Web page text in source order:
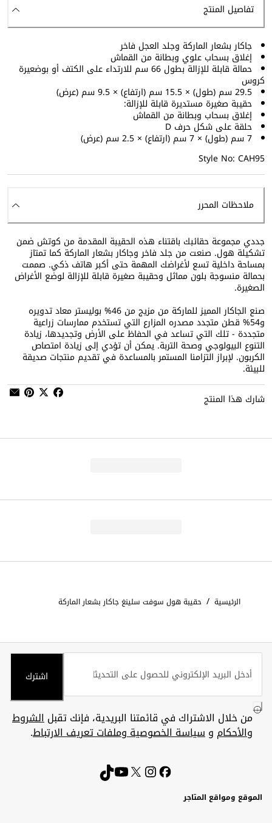
تفاصيل المنتج
جاكار بشعار الماركة وجلد العجل فاخر
إغلاق بسحاب علوي وبطانة من القماش
حمالة قابلة للإزالة بطول 66 سم للارتداء على الكتف أو بوضعيرة
كروس
29.5 سم (طول) × 15.5 سم (ارتفاع) × 9.5 سم (عرض)
حقيبة صغيرة مستديرة قابلة للإزالة:
إغلاق بسحاب وبطانة من القماش
حلقة على شكل حرف D
7 سم (طول) × 7 سم (ارتفاع) × 2.5 سم (عرض)
Style No: CAH95
ملاحظات المحرر
جددي مجموعة حقائبك باقتناء هذه الحقيبة المقدمة من كوتش ضمن
تشكيلة هول. صنعت من جلد فاخر وجاكار بشعار الماركة كما تمتاز
بمساحة داخلية تسع لأغراضك المهمة حتى أكبر هاتف ذكي. صممت
بحمالة منسوجة بلون مماثل وحقيبة صغيرة قابلة للإزالة لوضع الأغراض
الصغيرة.
صنع الجاكار المميز للماركة من مزيج من 46% بوليستر معاد تدويره
و54% قطن متجدد مصدره المزارع التي تستخدم ممارسات زراعية
متجددة - تلك التي تساعد في الحفاظ على الأرض وتجديدها، زيادة
التنوع البيولوجي وصحة التربة. يمكن أن تؤدي إلى زيادة امتصاص
الكربون. لإبراز التزامنا المستمر بالمساعدة في تقديم منتجات صديقة
للبيئة.
شارك هذا المنتج
الرئيسية / حقيبة هول سوفت سلينغ جاكار بشعار الماركة
اشترك
من خلال الاشتراك في قائمتنا البريدية، فإنك تقبلالشروط
والأحكام وسياسة الخصوصية وملفات تعريف الارتباط.
الموقع ومواقع المتاجر